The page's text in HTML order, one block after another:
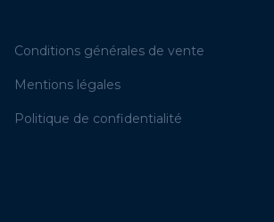
Conditions générales de vente
Mentions légales
Politique de confidentialité